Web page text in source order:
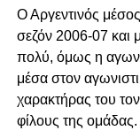
Ο Αργεντινός
σεζόν 2006-07 και
πολύ, όμως η
μέσα στον
χαρακτήρας του
φίλους της ομάδας.